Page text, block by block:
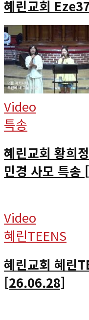
혜린교회
Video
특송
혜린교회 황희
민경 사모 특송
Video
혜린TEENS
혜린교회 혜린
[26.06.28]